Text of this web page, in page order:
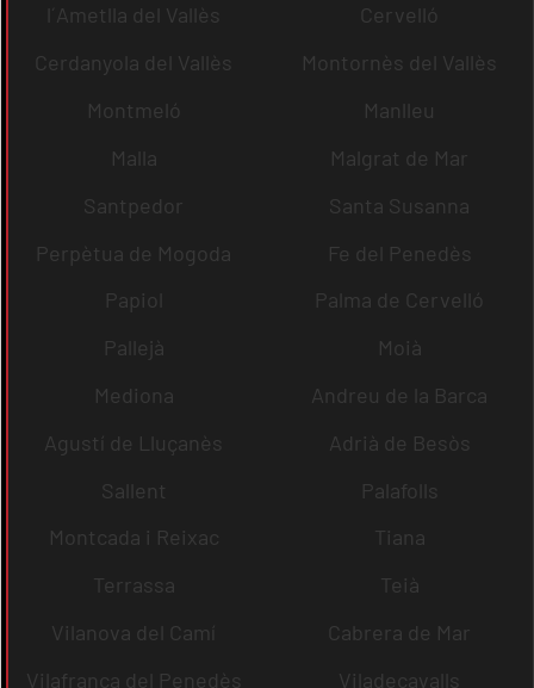
l´Ametlla del Vallès
Cervelló
Cerdanyola del Vallès
Montornès del Vallès
Montmeló
Manlleu
Malla
Malgrat de Mar
Santpedor
Santa Susanna
Perpètua de Mogoda
Fe del Penedès
Papiol
Palma de Cervelló
Pallejà
Moià
Mediona
Andreu de la Barca
Agustí de Lluçanès
Adrià de Besòs
Sallent
Palafolls
Montcada i Reixac
Tiana
Terrassa
Teià
Vilanova del Camí
Cabrera de Mar
Vilafranca del Penedès
Viladecavalls